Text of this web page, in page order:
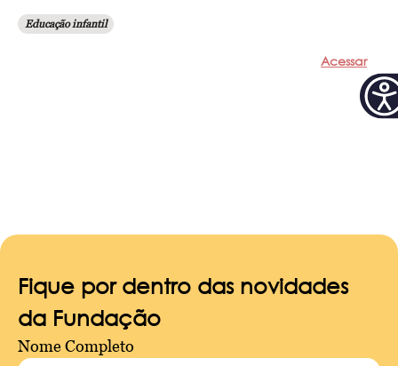
Educação infantil
Acessar
Fique por dentro das novidades
da Fundação
Nome Completo